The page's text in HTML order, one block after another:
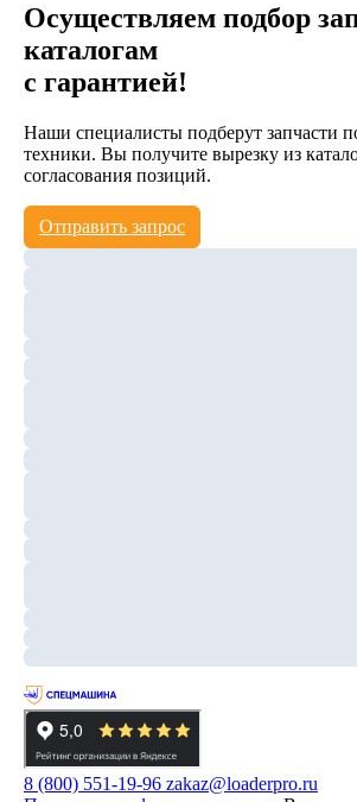
Осуществляем подбор
каталогам
с гарантией!
Наши специалисты подберут запчасти
техники. Вы получите вырезку из
согласования позиций.
Отправить запрос
8 (800) 551-19-96 zakaz@loaderpro.ru